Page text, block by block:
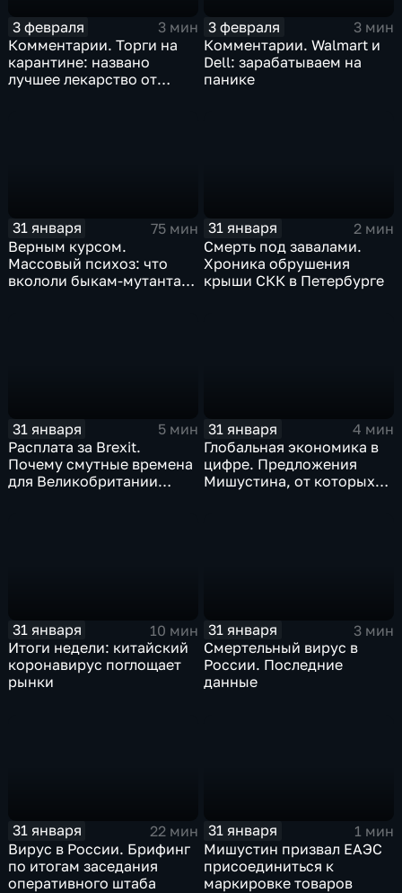
3 февраля
3 мин
Комментарии. Торги на
карантине: названо
лучшее лекарство от
3 февраля
3 мин
Комментарии. Walmart и
Dell: зарабатываем на
панике
31 января
75 мин
Верным курсом.
Массовый психоз: что
вкололи быкам-мутантам,
31 января
2 мин
Смерть под завалами.
Хроника обрушения
крыши СКК в Петербурге
31 января
5 мин
Расплата за Brexit.
Почему смутные времена
для Великобритании
31 января
4 мин
Глобальная экономика в
цифре. Предложения
Мишустина, от которых
31 января
10 мин
Итоги недели: китайский
коронавирус поглощает
рынки
31 января
3 мин
Смертельный вирус в
России. Последние
данные
31 января
22 мин
Вирус в России. Брифинг
по итогам заседания
оперативного штаба
31 января
1 мин
Мишустин призвал ЕАЭС
присоединиться к
маркировке товаров